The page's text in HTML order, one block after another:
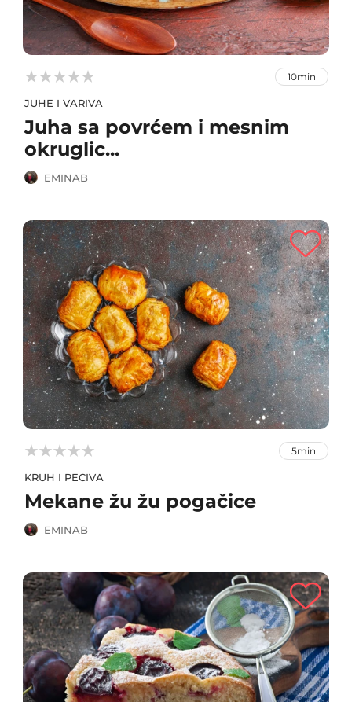


 10min
JUHE I VARIVA
Juha sa povrćem i mesnim
okruglic...
EMINAB


 5min
KRUH I PECIVA
Mekane žu žu pogačice
EMINAB